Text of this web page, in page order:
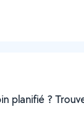
planifié ?